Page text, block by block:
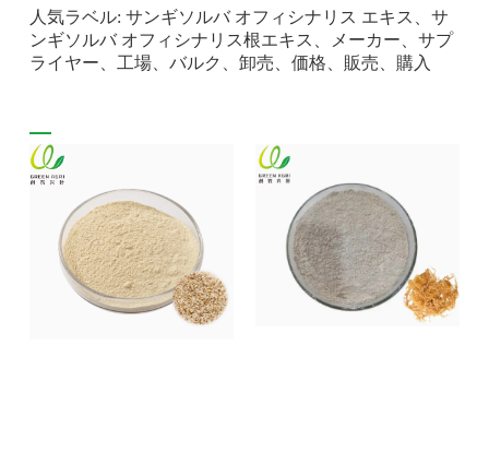
人気ラベル: サンギソルバ オフィシナリス エキス、サ
ンギソルバ オフィシナリス根エキス、メーカー、サプ
ライヤー、工場、バルク、卸売、価格、販売、購入